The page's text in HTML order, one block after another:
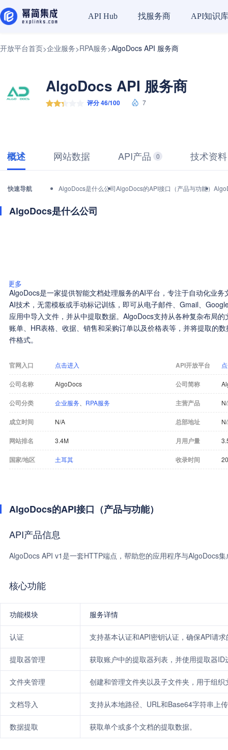
API Hub 找服务商 API知识库
开放平台首页>企业服务>RPA服务>AlgoDocs API 服务商
AlgoDocs API 服务商
评分 46/100 7
概述 网站数据 API产品 0 技术资料
快速导航 AlgoDocs是什么公司AlgoDocs的API接口（产品与功能）
AlgoDocs是什么公司
更多
AlgoDocs是一家提供智能文档处理服务的AI平台，专注于自动化业
AI技术，无需模板或手动标记训练，即可从电子邮件、Gmail、
应用中导入文件，并从中提取数据。AlgoDocs支持从各种复杂布局
账单、HR表格、收据、销售和采购订单以及价格表等，并将提取的
件格式。
官网入口 点击进入 API开放平台
公司名称 AlgoDocs 公司简称
公司分类 企业服务 RPA服务 主营产品
成立时间 N/A 总部地址
网站排名 3.4M 月用户量
国家/地区 土耳其 收录时间
AlgoDocs的API接口（产品与功能）
API产品信息
AlgoDocs API v1是一套HTTP端点，帮助您的应用程序与AlgoDocs
核心功能
功能模块 服务详情
认证 支持基本认证和API密钥认证，确保API请
提取器管理 获取账户中的提取器列表，并使用提取器ID
文件夹管理 创建和管理文件夹以及子文件夹，用于组织
文档导入 支持从本地路径、URL和Base64字符串上
数据提取 获取单个或多个文档的提取数据。